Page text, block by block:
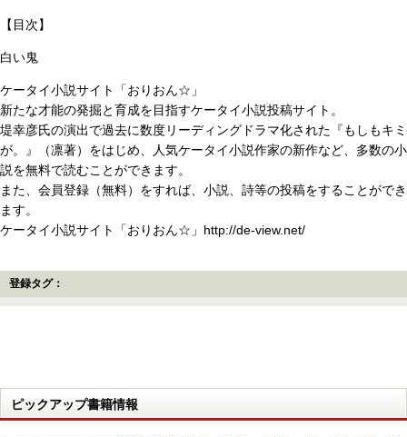
【目次】
白い鬼
ケータイ小説サイト「おりおん☆」
新たな才能の発掘と育成を目指すケータイ小説投稿サイト。
堤幸彦氏の演出で過去に数度リーディングドラマ化された『もしもキミ
が。』（凛著）をはじめ、人気ケータイ小説作家の新作など、多数の小
説を無料で読むことができます。
また、会員登録（無料）をすれば、小説、詩等の投稿をすることができ
ます。
ケータイ小説サイト「おりおん☆」http://de-view.net/
登録タグ：
ピックアップ書籍情報